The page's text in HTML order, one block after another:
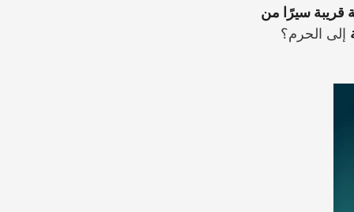
قريبة سيرًا من
إلى الحرم؟